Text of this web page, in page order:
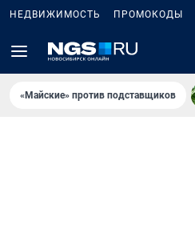
НЕДВИЖИМОСТЬ ПРОМОКОДЫ
«Майские» против подставщиков